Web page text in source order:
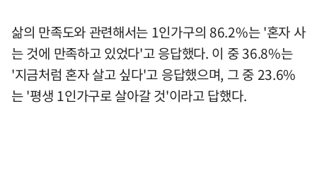
삶의 만족도와 관련해서는 1인가구의 86.2%는 '혼자 사
는 것에 만족하고 있었다'고 응답했다. 이 중 36.8%는
'지금처럼 혼자 살고 싶다'고 응답했으며, 그 중 23.6%
는 '평생 1인가구로 살아갈 것'이라고 답했다.